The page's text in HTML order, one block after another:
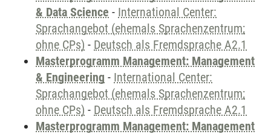
& Data Science - International Center:
Sprachangebot (ehemals Sprachenzentrum;
ohne CPs) - Deutsch als Fremdsprache A2.1
Masterprogramm Management: Management
& Engineering - International Center:
Sprachangebot (ehemals Sprachenzentrum;
ohne CPs) - Deutsch als Fremdsprache A2.1
Masterprogramm Management: Management